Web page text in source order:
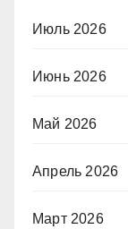
Июль 2026
Июнь 2026
Май 2026
Апрель 2026
Март 2026